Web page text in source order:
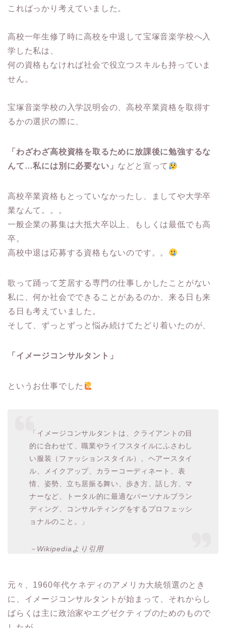
こればっかり考えていました。
高校一年生修了時に高校を中退して宝塚音楽学校へ入
学した私は、
何の資格もなければ社会で役立つスキルも持っていま
せん。
宝塚音楽学校の入学説明会の、高校卒業資格を取得す
るかの選択の際に、
「わざわざ高校資格を取るために放課後に勉強するな
んて…私には別に必要ない」 などと宣って
高校卒業資格もとっていなかったし、ましてや大学卒
業なんて。。。
一般企業の募集は大抵大卒以上、もしくは最低でも高
卒。
高校中退は応募する資格もないのです。。
歌って踊って芝居する専門の仕事しかしたことがない
私に、何か社会でできることがあるのか、来る日も来
る日も考えていました。
そして、ずっとずっと悩み続けてたどり着いたのが、
「イメージコンサルタント」
というお仕事でした
「イメージコンサルタントは、クライアントの目
的に合わせて、職業やライフスタイルにふさわし
い服装（ファッションスタイル）、ヘアースタイ
ル、メイクアップ、カラーコーディネート、表
情、姿勢、立ち居振る舞い、歩き方、話し方、マ
ナーなど、トータル的に最適なパーソナルブラン
ディング、コンサルティングをするプロフェッシ
ョナルのこと。」
－Wikipediaより引用
元々、1960年代ケネディのアメリカ大統領選のとき
に、イメージコンサルタントが始まって、それからし
ばらくは主に政治家やエグゼクティブのためのもので